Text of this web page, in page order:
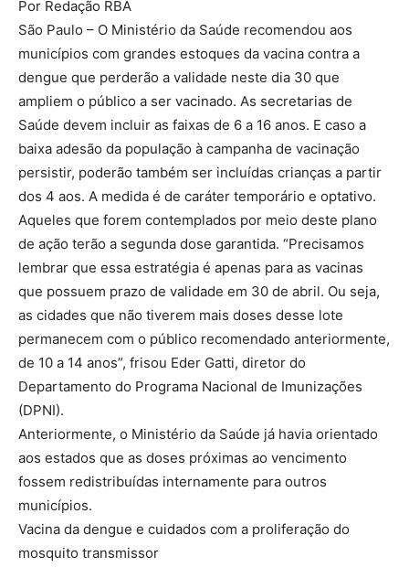
Por Redação RBA
São Paulo – O Ministério da Saúde recomendou aos
municípios com grandes estoques da vacina contra a
dengue que perderão a validade neste dia 30 que
ampliem o público a ser vacinado. As secretarias de
Saúde devem incluir as faixas de 6 a 16 anos. E caso a
baixa adesão da população à campanha de vacinação
persistir, poderão também ser incluídas crianças a partir
dos 4 aos. A medida é de caráter temporário e optativo.
Aqueles que forem contemplados por meio deste plano
de ação terão a segunda dose garantida. “Precisamos
lembrar que essa estratégia é apenas para as vacinas
que possuem prazo de validade em 30 de abril. Ou seja,
as cidades que não tiverem mais doses desse lote
permanecem com o público recomendado anteriormente,
de 10 a 14 anos”, frisou Eder Gatti, diretor do
Departamento do Programa Nacional de Imunizações
(DPNI).
Anteriormente, o Ministério da Saúde já havia orientado
aos estados que as doses próximas ao vencimento
fossem redistribuídas internamente para outros
municípios.
Vacina da dengue e cuidados com a proliferação do
mosquito transmissor